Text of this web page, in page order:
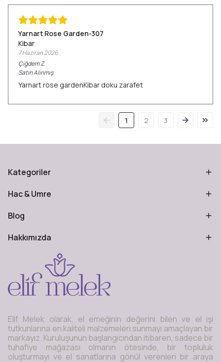
Yarnart Rose Garden-307
Kibar
7 Haziran 2026
ÇiğdemZ.
Satın Alınmış
Yarnart rose gardenKibar doku zarafet
1 2 3
Kategoriler
Hac & Umre
Blog
Hakkımızda
Elif Melek olarak, el emeğinin değerini bilen ve el işi
tutkunlarına en kaliteli malzemeleri sunmayı amaçlayan bir
markayız. Kuruluşunun başlangıcından itibaren, sadece bir
tuhafiye mağazası olmanın ötesinde, bir topluluk
oluşturmayı ve el sanatlarına gönül verenleri bir araya